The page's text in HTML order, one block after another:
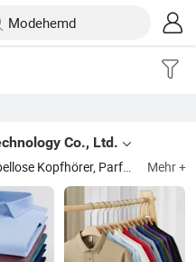
Co., Ltd.
Kopfhörer, Parfüm, Schuhe Mehr +